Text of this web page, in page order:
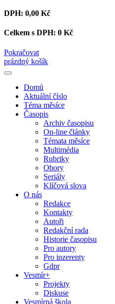
DPH: 0,00 Kč
Celkem s DPH: 0 Kč
Pokračovat
prázdný košík
Domů
Aktuální číslo
Téma měsíce
Časopis
Archiv časopisu
On-line články
Témata měsíce
Multimédia
Rubriky
Obory
Seriály
Klíčová slova
O nás
Redakce
Kontakty
Autoři
Redakční rada
Historie časopisu
Pro autory
Pro inzerenty
Gdpr
Vesmír+
Projekty
Diskuse
Vesmírná škola